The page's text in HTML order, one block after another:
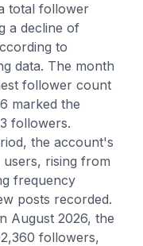
total follower
a decline of
to
data. The month
follower count
marked the
followers.
the account's
rising from
frequency
posts recorded.
August 2026, the
followers,